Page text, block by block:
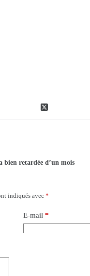
bien retardée d’un mois
indiqués avec*
E-mail *